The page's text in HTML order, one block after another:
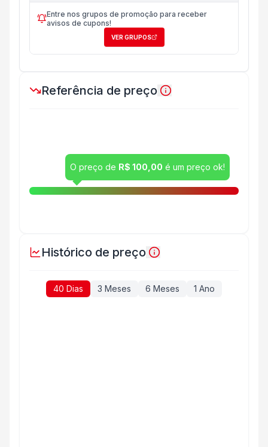
Entre nos grupos de promoção para receber
avisos de cupons!
VER GRUPOS
Referência de preço
O preço de R$ 100,00 é um preço ok!
Histórico de preço
40 Dias 3 Meses 6 Meses 1 Ano